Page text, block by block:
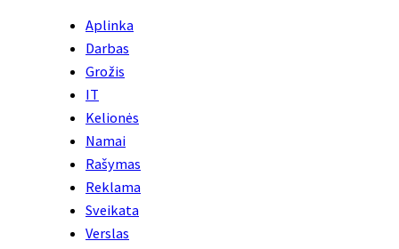
Aplinka
Darbas
Grožis
IT
Kelionės
Namai
Rašymas
Reklama
Sveikata
Verslas